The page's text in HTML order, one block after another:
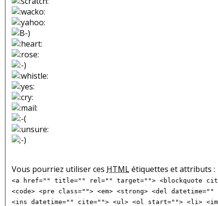
Vous pourriez utiliser ces HTMLétiquettes et attributs :
<a href="" title="" rel="" target=""> <blockquote
<code> <pre class=""> <em> <strong> <del
<ins datetime="" cite=""> <ul> <ol start=""> <li>